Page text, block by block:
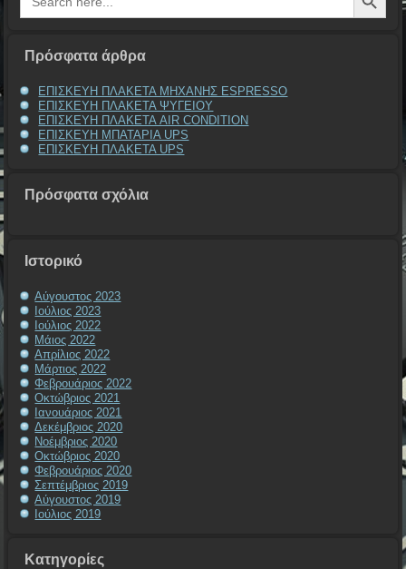
Πρόσφατα άρθρα
ΕΠΙΣΚΕΥΗ ΠΛΑΚΕΤΑ ΜΗΧΑΝΗΣ ESPRESSO
ΕΠΙΣΚΕΥΗ ΠΛΑΚΕΤΑ ΨΥΓΕΙΟΥ
ΕΠΙΣΚΕΥΗ ΠΛΑΚΕΤΑ AIR CONDITION
ΕΠΙΣΚΕΥΗ ΜΠΑΤΑΡΙΑ UPS
ΕΠΙΣΚΕΥΗ ΠΛΑΚΕΤΑ UPS
Πρόσφατα σχόλια
Ιστορικό
Αύγουστος 2023
Ιούλιος 2023
Ιούλιος 2022
Μάιος 2022
Απρίλιος 2022
Μάρτιος 2022
Φεβρουάριος 2022
Οκτώβριος 2021
Ιανουάριος 2021
Δεκέμβριος 2020
Νοέμβριος 2020
Οκτώβριος 2020
Φεβρουάριος 2020
Σεπτέμβριος 2019
Αύγουστος 2019
Ιούλιος 2019
Kατηγορίες